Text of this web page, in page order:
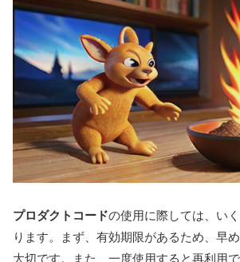
プロダクトコードの使用に際しては、い
ります。まず、有効期限があるため、早
大切です。また、一度使用すると再利用